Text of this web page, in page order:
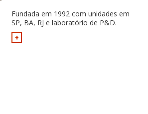
Fundada em 1992 com unidades em
SP, BA, RJ e laboratório de P&D.
+